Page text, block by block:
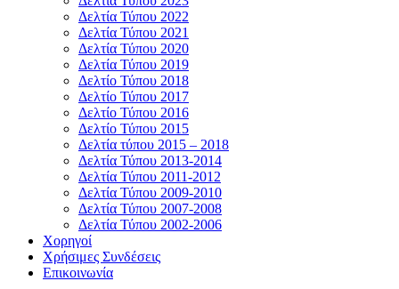
Δελτία Τύπου 2022
Δελτία Τύπου 2021
Δελτία Τύπου 2020
Δελτία Τύπου 2019
Δελτίο Τύπου 2018
Δελτίο Τύπου 2017
Δελτίο Τύπου 2016
Δελτίο Τύπου 2015
Δελτία τύπου 2015 – 2018
Δελτία Τύπου 2013-2014
Δελτία Τύπου 2011-2012
Δελτία Τύπου 2009-2010
Δελτία Τύπου 2007-2008
Δελτία Τύπου 2002-2006
Χορηγοί
Χρήσιμες Συνδέσεις
Επικοινωνία